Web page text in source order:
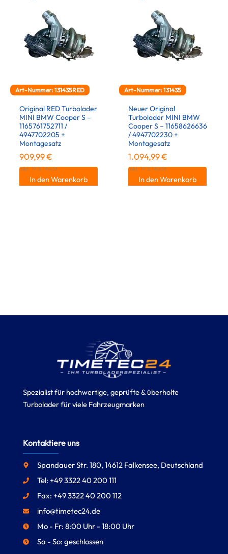
Art-Nummer: 131435RED
Original RED Turbolader
MINI BMW Cooper S –
1165761752711 /
4947702205 +
Montagesatz
909,99€
inkl. 19 % MwSt.
In den Warenkorb
Art-Nummer: 131435
Neuer Original
Turbolader MINI BMW
Cooper S – 11658626636
/ 4947702230 +
Montagesatz
1.094,99€
inkl. 19 % MwSt.
In den Warenkorb
Spezialist für hochwertige, geprüfte & überholte
Turbolader für viele Fahrzeugmarken
Kontaktiere uns
Spandauer Str. 180, 14612 Falkensee, Deutschland
Tel: +49 3322 40 200 111
Fax: +49 3322 40 200 112
info@timetec24.de
Mo - Fr: 8:00 Uhr - 18:00 Uhr
Sa - So: geschlossen